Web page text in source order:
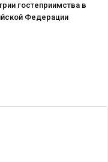
гостеприимства в
Федерации